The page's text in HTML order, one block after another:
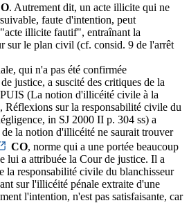
. Autrement dit, un acte illicite qui ne
faute d'intention, peut
illicite fautif", entraînant la
sur le plan civil (cf. consid. 9 de l'arrêt
qui n'a pas été confirmée
justice, a suscité des critiques de la
(La notion d'illicéité civile à la
Réflexions sur la responsabilité civile du
in SJ 2000 II p. 304 ss) a
la notion d'illicéité ne saurait trouver
CO, norme qui a une portée beaucoup
lui a attribuée la Cour de justice. Il a
la responsabilité civile du blanchisseur
sur l'illicéité pénale extraite d'une
l'intention, n'est pas satisfaisante, car